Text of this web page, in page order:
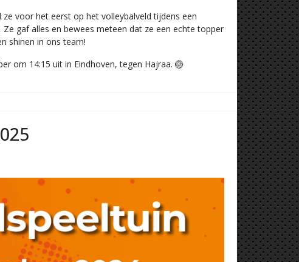
voor het eerst op het volleybalveld tijdens een
gaf alles en bewees meteen dat ze een echte topper
shinen in ons team!
om 14:15 uit in Eindhoven, tegen Hajraa. 🏐